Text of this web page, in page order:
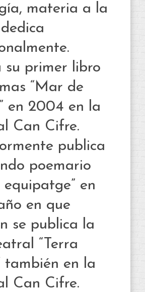
materia a la
su primer libro
“Mar de
en 2004 en la
Can Cifre.
publica
poemario
equipatge” en
en que
se publica la
“Terra
también en la
Can Cifre.